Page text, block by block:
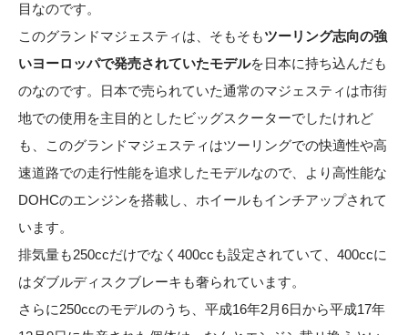
目なのです。
このグランドマジェスティは、そもそもツーリング志向の強
いヨーロッパで発売されていたモデルを日本に持ち込んだも
のなのです。日本で売られていた通常のマジェスティは市街
地での使用を主目的としたビッグスクーターでしたけれど
も、このグランドマジェスティはツーリングでの快適性や高
速道路での走行性能を追求したモデルなので、より高性能な
DOHCのエンジンを搭載し、ホイールもインチアップされて
います。
排気量も250ccだけでなく400ccも設定されていて、400ccに
はダブルディスクブレーキも奢られています。
さらに250ccのモデルのうち、平成16年2月6日から平成17年